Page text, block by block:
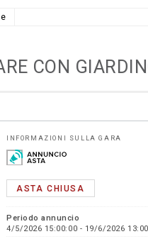
CON
INFORMAZIONI SULLA GARA
ASTA CHIUSA
Periodo annuncio
4/5/2026 15:00:00 - 19/6/2026